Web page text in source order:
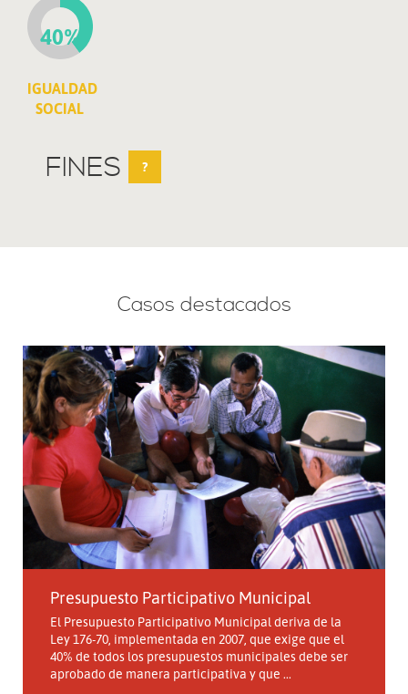
40%
IGUALDAD
SOCIAL
FINES ?
Casos destacados
Presupuesto Participativo Municipal
El Presupuesto Participativo Municipal deriva de la
Ley 176-70, implementada en 2007, que exige que el
40% de todos los presupuestos municipales debe ser
aprobado de manera participativa y que ...